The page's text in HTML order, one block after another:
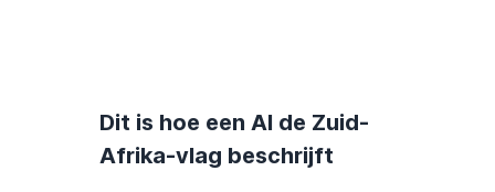
Dit is hoe een AI de Zuid-
Afrika-vlag beschrijft